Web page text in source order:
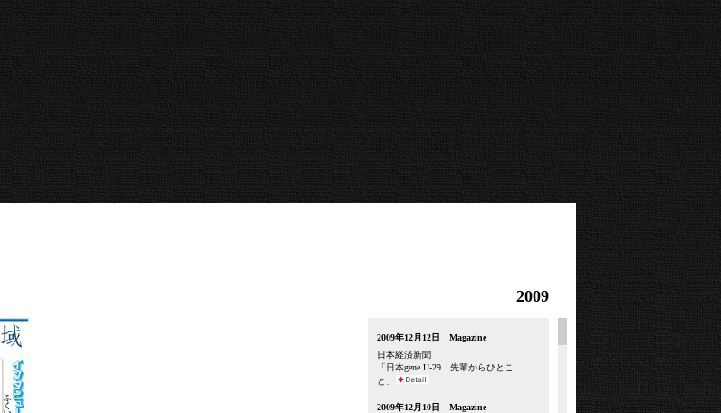
2009
2009年12月12日 Magazine
日本経済新聞
「日本gene U-29 先輩からひとこ
と」
2009年12月10日 Magazine